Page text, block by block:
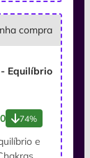
compra
Equilíbrio
74%
e